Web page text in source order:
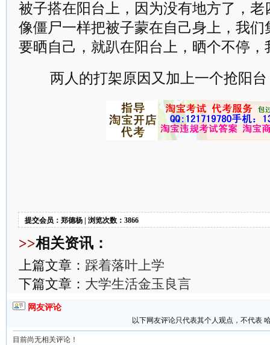
被子搭在阳台上，因为没有地方了，
像僵尸一样把被子蒙在自己身上，我
要晒自己，就趴在阳台上，晒个不停
两人的打架原因又加上一个抢阳台
提交会员：郑德杨 | 浏览次数：3866
>>相关资讯：
上篇文章： 踩着落叶上学
下篇文章： 大学生活金玉良言
网友评论
以下网友评论只代表其个人观点，不代表
目前尚无相关评论！